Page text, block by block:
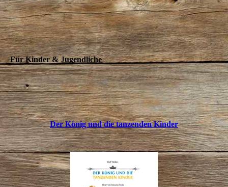
Für Kinder & Jugendliche
Der König und die tanzenden Kinder